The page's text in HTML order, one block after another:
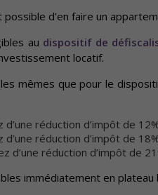
possible d’en faire un
au dispositif de
locatif.
mêmes que pour le
réduction d’impôt de
réduction d’impôt de
d’une réduction d’impôt de
immédiatement en